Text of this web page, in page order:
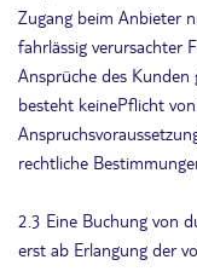
Zugang beim Anbieter
fahrlässig verursachter
Ansprüche des
besteht keinePflicht
rechtliche
2.3 Eine Buchung von
erst ab Erlangung der